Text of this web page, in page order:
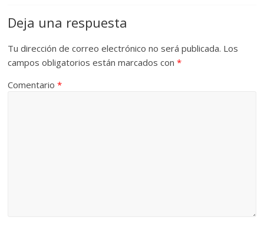
Deja una respuesta
Tu dirección de correo electrónico no será publicada. Los
campos obligatorios están marcados con*
Comentario*